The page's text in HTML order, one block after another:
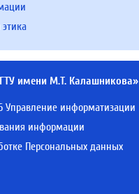
имени М.Т. Калашникова»
Управление информатизации
информации
Персональных данных